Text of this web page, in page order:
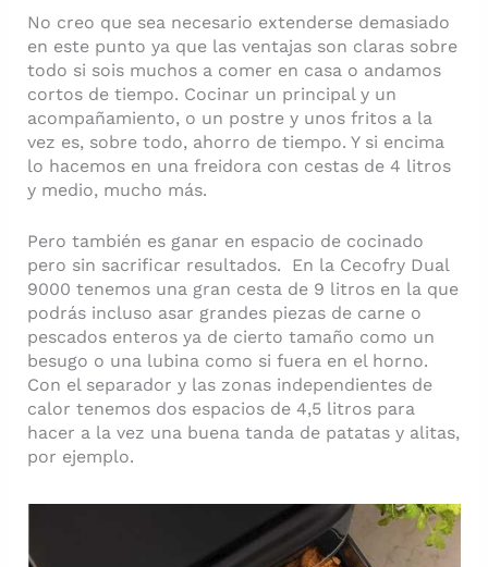
No creo que sea necesario extenderse demasiado
en este punto ya que las ventajas son claras sobre
todo si sois muchos a comer en casa o andamos
cortos de tiempo. Cocinar un principal y un
acompañamiento, o un postre y unos fritos a la
vez es, sobre todo, ahorro de tiempo. Y si encima
lo hacemos en una freidora con cestas de 4 litros
y medio, mucho más.
Pero también es ganar en espacio de cocinado
pero sin sacrificar resultados. En la Cecofry Dual
9000 tenemos una gran cesta de 9 litros en la que
podrás incluso asar grandes piezas de carne o
pescados enteros ya de cierto tamaño como un
besugo o una lubina como si fuera en el horno.
Con el separador y las zonas independientes de
calor tenemos dos espacios de 4,5 litros para
hacer a la vez una buena tanda de patatas y alitas,
por ejemplo.